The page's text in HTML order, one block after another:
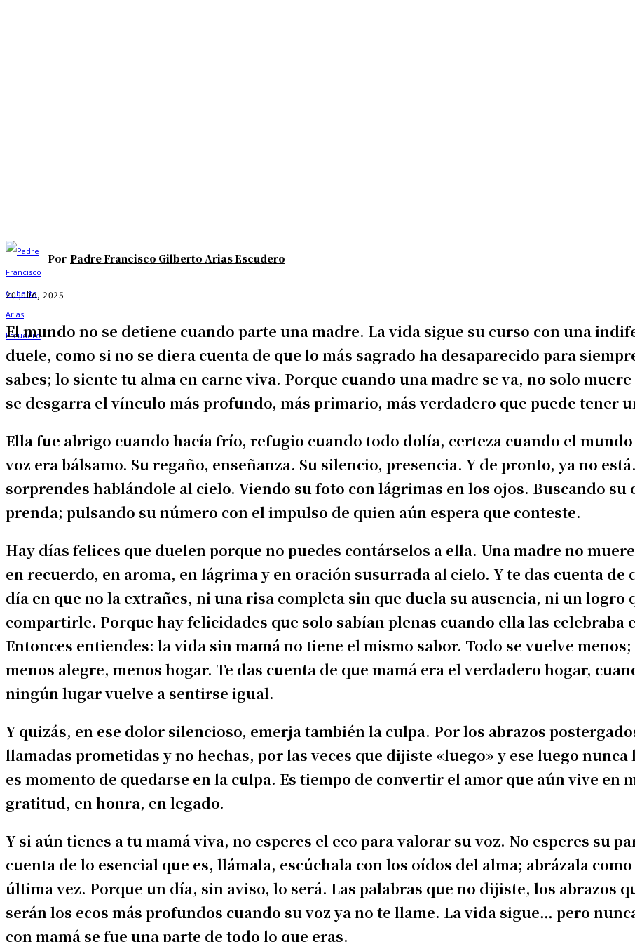
Por Padre Francisco Gilberto Arias Escudero
20 julio, 2025
El mundo no se detiene cuando parte una madre. La vida sigue su curso con una
duele, como si no se diera cuenta de que lo más sagrado ha desaparecido para
sabes; lo siente tu alma en carne viva. Porque cuando una madre se va, no solo
se desgarra el vínculo más profundo, más primario, más verdadero que puede tener
Ella fue abrigo cuando hacía frío, refugio cuando todo dolía, certeza cuando el
voz era bálsamo. Su regaño, enseñanza. Su silencio, presencia. Y de pronto, ya no
sorprendes hablándole al cielo. Viendo su foto con lágrimas en los ojos. Buscando su
prenda; pulsando su número con el impulso de quien aún espera que conteste.
Hay días felices que duelen porque no puedes contárselos a ella. Una madre no
en recuerdo, en aroma, en lágrima y en oración susurrada al cielo. Y te das cuenta de
día en que no la extrañes, ni una risa completa sin que duela su ausencia, ni un logro
compartirle. Porque hay felicidades que solo sabían plenas cuando ella las celebraba
Entonces entiendes: la vida sin mamá no tiene el mismo sabor. Todo se vuelve
menos alegre, menos hogar. Te das cuenta de que mamá era el verdadero hogar,
ningún lugar vuelve a sentirse igual.
Y quizás, en ese dolor silencioso, emerja también la culpa. Por los abrazos
llamadas prometidas y no hechas, por las veces que dijiste «luego» y ese luego nunca
es momento de quedarse en la culpa. Es tiempo de convertir el amor que aún vive en
gratitud, en honra, en legado.
Y si aún tienes a tu mamá viva, no esperes el eco para valorar su voz. No esperes su
cuenta de lo esencial que es, llámala, escúchala con los oídos del alma; abrázala
última vez. Porque un día, sin aviso, lo será. Las palabras que no dijiste, los abrazos
serán los ecos más profundos cuando su voz ya no te llame. La vida sigue… pero
con mamá se fue una parte de todo lo que eras.